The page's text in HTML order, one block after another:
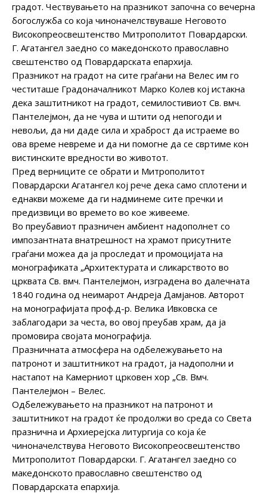
градот. Чествувањето на празникот започна со вечерна
богослужба со која чиноначелствуваше Неговото
Високопреосвештенство Митрополитот Повардарски.
Г. Агатангел заедно со македонското православно
свештенство од Повардарската епархија.
Празникот на градот на сите граѓани на Велес им го
честиташе Градоначалникот Марко Колев кој истакна
дека заштитникот на градот, семилостивиот Св. вмч.
Пантелејмон, да не чува и штити од непогоди и
невољи, да ни даде сила и храброст да истраеме во
ова време невреме и да ни помогне да се свртиме кон
вистинските вредности во животот.
Пред верниците се обрати и Митрополитот
Повардарски Агатангел кој рече дека само сплотени и
еднакви можеме да ги надминеме сите пречки и
предизвици во времето во кое живееме.
Во преубавиот празничен амбиент надополнет со
импозантната внатрешност на храмот присутните
граѓани можеа да ја проследат и промоцијата на
монографиката „Архитектурата и сликарството во
црквата Св. вмч. Пантелејмон, изградена во далечната
1840 година од неимарот Андреја Дамјанов. Авторот
на монографијата проф.д-р. Велика Ивковска се
заблагодари за честа, во овој преубав храм, да ја
промовира својата монографија.
Празничната атмосфера на одбележувањето на
патронот и заштитникот на градот, ја надополни и
настапот на Камерниот црковен хор „Св. Вмч.
Пантелејмон – Велес.
Одбележувањето на празникот на патронот и
заштитникот на градот ќе продолжи во среда со Света
празнична и Архиерејска литургија со која ќе
чиноначелствува Неговото Високопреосвештенство
Митрополитот Повардарски. Г. Агатангел заедно со
македонското православно свештенство од
Повардарската епархија.